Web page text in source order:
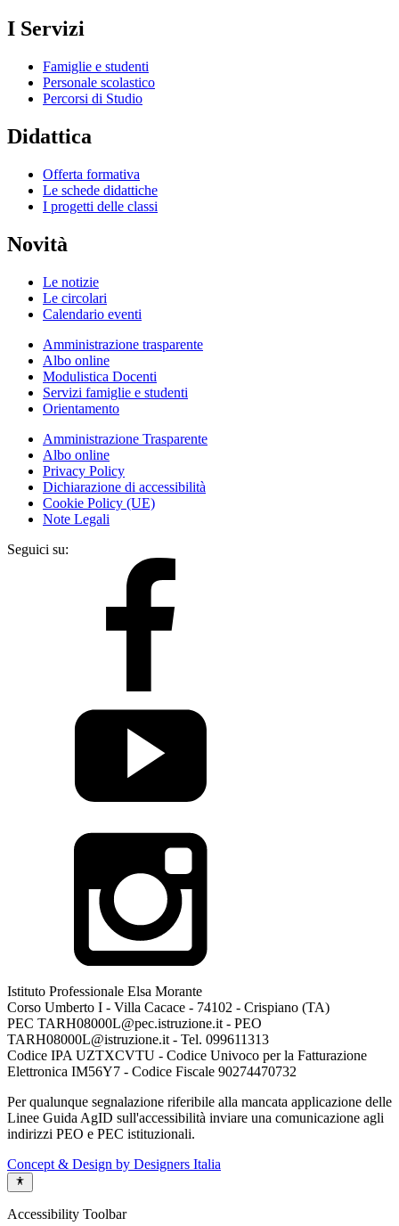
I Servizi
Famiglie e studenti
Personale scolastico
Percorsi di Studio
Didattica
Offerta formativa
Le schede didattiche
I progetti delle classi
Novità
Le notizie
Le circolari
Calendario eventi
Amministrazione trasparente
Albo online
Modulistica Docenti
Servizi famiglie e studenti
Orientamento
Amministrazione Trasparente
Albo online
Privacy Policy
Dichiarazione di accessibilità
Cookie Policy (UE)
Note Legali
Seguici su:
Istituto Professionale Elsa Morante
Corso Umberto I - Villa Cacace - 74102 - Crispiano (TA)
PEC TARH08000L@pec.istruzione.it - PEO
TARH08000L@istruzione.it - Tel. 099611313
Codice IPA UZTXCVTU - Codice Univoco per la Fatturazione
Elettronica IM56Y7 - Codice Fiscale 90274470732
Per qualunque segnalazione riferibile alla mancata applicazione delle
Linee Guida AgID sull'accessibilità inviare una comunicazione agli
indirizzi PEO e PEC istituzionali.
Concept & Design by Designers Italia
Accessibility Toolbar